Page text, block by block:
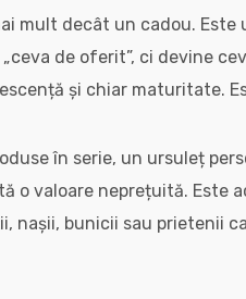
mult decât un cadou.
de oferit”, ci devine
și chiar maturitate.
în serie, un ursuleț
o valoare neprețuită. Este
nașii, bunicii sau prietenii